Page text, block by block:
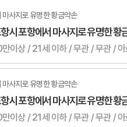
마사지로 유명한 황금약손
시 포항에서 마사지로 유명한
마사지로 유명한 황금약손
시 포항에서 마사지로 유명한